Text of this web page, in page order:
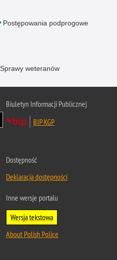
Postępowania podprogowe
Sprawy weteranów
Biuletyn Informacji Publicznej
BIP KGP
Dostępność
Deklaracja dostępności
Inne wersje portalu
Wersja tekstowa
About Polish Police